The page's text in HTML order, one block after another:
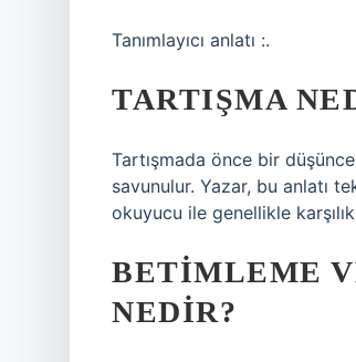
Tanımlayıcı anlatı :.
TARTIŞMA
Tartışmada önce bir
savunulur. Yazar, bu anlatı
okuyucu ile genellikle
BETIMLEME
NEDIR?